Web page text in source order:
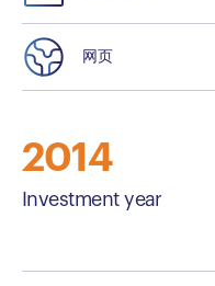
网页
2014
Investment year